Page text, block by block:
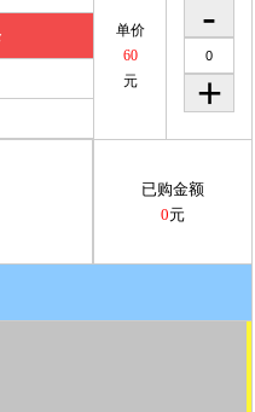
单价
60
元
已购金额
0元